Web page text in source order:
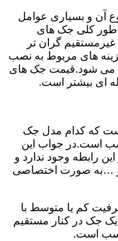
آن و بسیاری عوامل
طور کلی جک های
گران تر
های مربوط به نصب
می شود.قیمت جک های
ای بیشتر است.
که کدام مدل جک
است.در جواب این
رابطه وجود ندارد و
و …به صورت اختصاصی
کم یا متوسط با
جک در کنار مستقیم
است.